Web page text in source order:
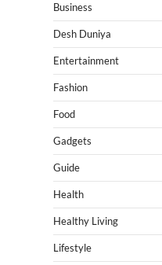
Business
Desh Duniya
Entertainment
Fashion
Food
Gadgets
Guide
Health
Healthy Living
Lifestyle